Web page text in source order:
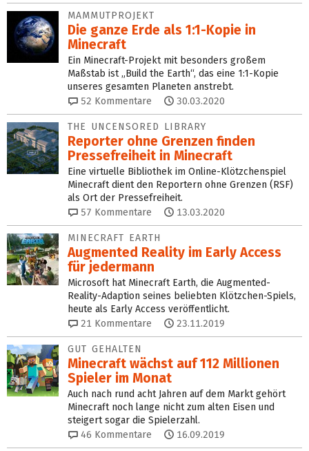
MAMMUTPROJEKT
Die ganze Erde als 1:1-Kopie in
Minecraft
Ein Minecraft-Projekt mit besonders großem
Maßstab ist „Build the Earth“, das eine 1:1-Kopie
unseres gesamten Planeten anstrebt.
52 Kommentare 30.03.2020
THE UNCENSORED LIBRARY
Reporter ohne Grenzen finden
Pressefreiheit in Minecraft
Eine virtuelle Bibliothek im Online-Klötzchenspiel
Minecraft dient den Reportern ohne Grenzen (RSF)
als Ort der Pressefreiheit.
57 Kommentare 13.03.2020
MINECRAFT EARTH
Augmented Reality im Early Access
für jedermann
Microsoft hat Minecraft Earth, die Augmented-
Reality-Adaption seines beliebten Klötzchen-Spiels,
heute als Early Access veröffentlicht.
21 Kommentare 23.11.2019
GUT GEHALTEN
Minecraft wächst auf 112 Millionen
Spieler im Monat
Auch nach rund acht Jahren auf dem Markt gehört
Minecraft noch lange nicht zum alten Eisen und
steigert sogar die Spielerzahl.
46 Kommentare 16.09.2019